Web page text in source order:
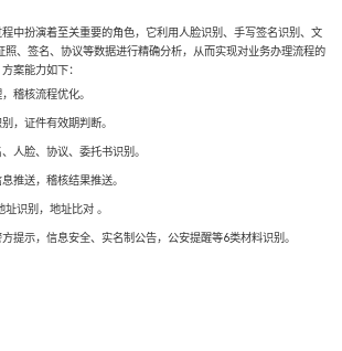
中扮演着至关重要的角色，它利用人脸识别、手写签名识别、文
、签名、协议等数据进行精确分析，从而实现对业务办理流程的
案能力如下：
稽核流程优化。
，证件有效期判断。
人脸、协议、委托书识别。
推送，稽核结果推送。
识别，地址比对 。
提示，信息安全、实名制公告，公安提醒等6类材料识别。